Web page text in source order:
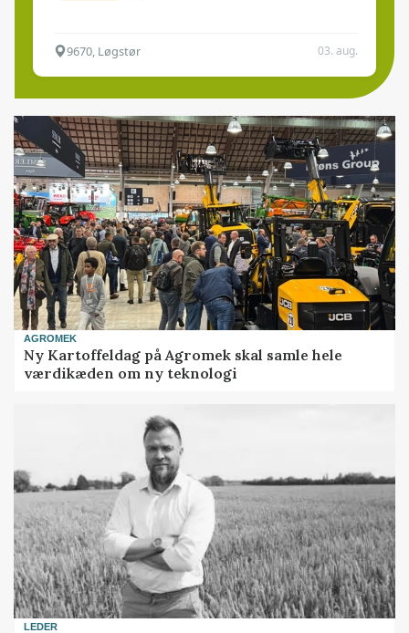
9670, Løgstør 03. aug.
AGROMEK
Ny Kartoffeldag på Agromek skal samle hele
værdikæden om ny teknologi
LEDER